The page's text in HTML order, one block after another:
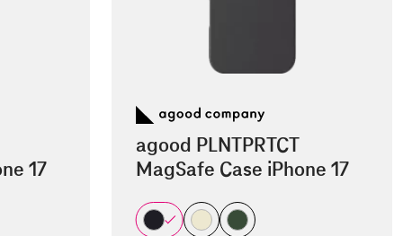
17
agood PLNTPRTCT
MagSafe Case iPhone 17